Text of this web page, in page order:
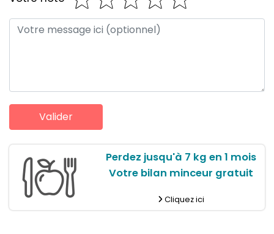
Perdez jusqu'à 7 kg en 1 mois
Votre bilan minceur gratuit
Cliquez ici